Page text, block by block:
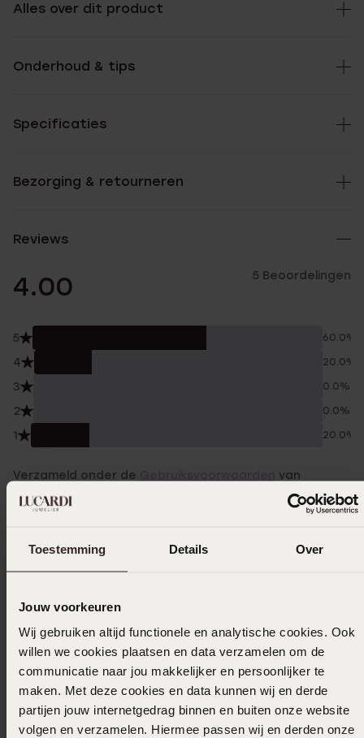
Toestemming Details Over
Jouw voorkeuren
Wij gebruiken altijd functionele en analytische cookies. Ook
willen we cookies plaatsen en data verzamelen om de
communicatie naar jou makkelijker en persoonlijker te
maken. Met deze cookies en data kunnen wij en derde
partijen jouw internetgedrag binnen en buiten onze website
volgen en verzamelen. Hiermee passen wij en derden onze
Alles over dit product
Onderhoud & tips
Specificaties
Bezorging & retourneren
Reviews
4.00 5 Beoordelingen
5 60.0%
4 20.0%
3 0.0%
2 0.0%
1 20.0%
Verzameld onder de
van
23-05-2023 - Pervin S.
Super leuk om als cadeau te geven